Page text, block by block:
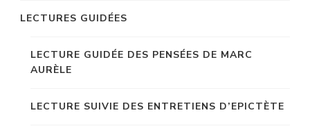
LECTURES GUIDÉES
LECTURE GUIDÉE DES PENSÉES DE MARC
AURÈLE
LECTURE SUIVIE DES ENTRETIENS D’EPICTÈTE